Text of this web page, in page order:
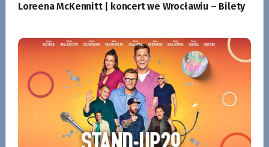
Loreena McKennitt | koncert we Wrocławiu – Bilety